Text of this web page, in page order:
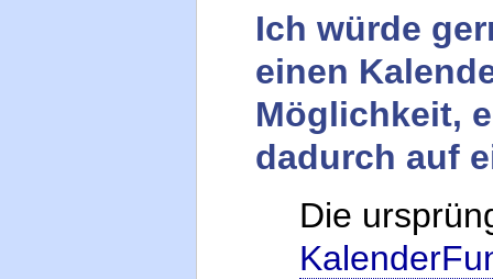
Ich würde
einen
Möglichkeit,
dadurch auf
Die